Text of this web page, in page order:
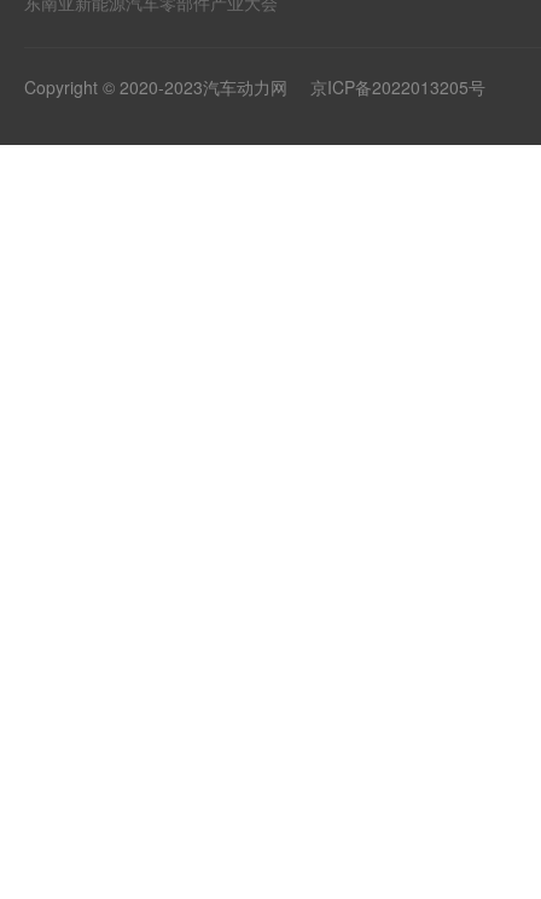
Copyright © 2020-2023汽车动力网 京ICP备2022013205号